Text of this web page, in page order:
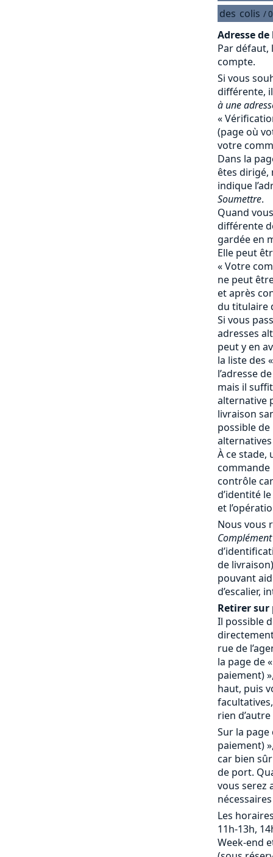
des colis /
Adresse
Par défaut,
compte.
Si vous
différente,
à une
«
(page où
votre
Dans la
êtes dirigé,
indique
Soumettre.
Quand
différente
gardée en
Elle peut
« Votre
ne peut
et après
du titulaire
Si vous
adresses
peut y en
la liste des
l’adresse
mais il
alternative
livraison
possible
À ce stade,
commande
contrôle
d’identité
et
Nous vous
Complément
de
pouvant
d’escalier,
Retirer sur
Il possible
rue de
la page de
paiement)
haut, puis
rien
Sur la
paiement)
car bien
de port.
vous serez
Les
11h-13h,
Week-end